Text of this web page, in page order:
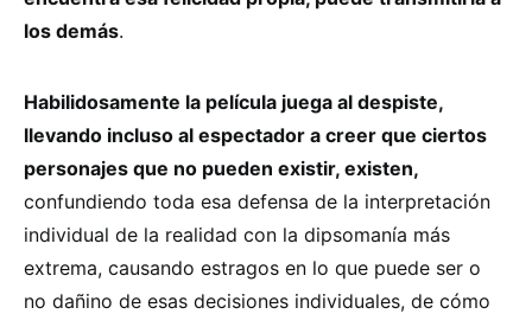
los demás.
Habilidosamente la película juega al despiste,
llevando incluso al espectador a creer que ciertos
personajes que no pueden existir, existen,
confundiendo toda esa defensa de la interpretación
individual de la realidad con la dipsomanía más
extrema, causando estragos en lo que puede ser o
no dañino de esas decisiones individuales, de cómo